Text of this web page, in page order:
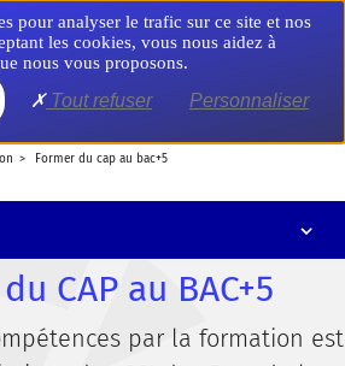
former du cap au bac+5
collaborateurs
CAP au BAC+5
par la formation est
cookies
pour analyser le trafic sur ce site et nos
les cookies, vous nous aidez à
nous vous proposons.
Tout refuser Personnaliser